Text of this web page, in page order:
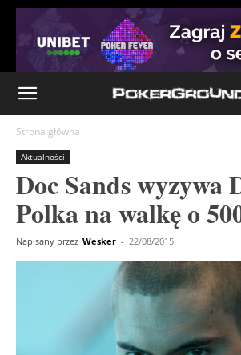
Strona główna
Aktualności
Doc Sands wyzywa
Polka na walkę o
Napisany przez Wesker - 22/08/2015